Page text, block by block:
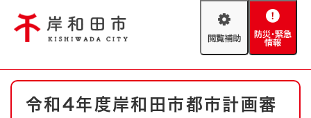
閲
助
防
緊
情
防災・緊急情報 救急・消防
本
令和4年度岸和田市都市計画審